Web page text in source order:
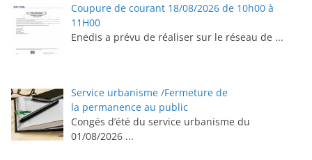
Coupure de courant 18/08/2026 de 10h00 à
11H00
Enedis a prévu de réaliser sur le réseau de ...
Service urbanisme /Fermeture de
la permanence au public
Congés d’été du service urbanisme du
01/08/2026 ...